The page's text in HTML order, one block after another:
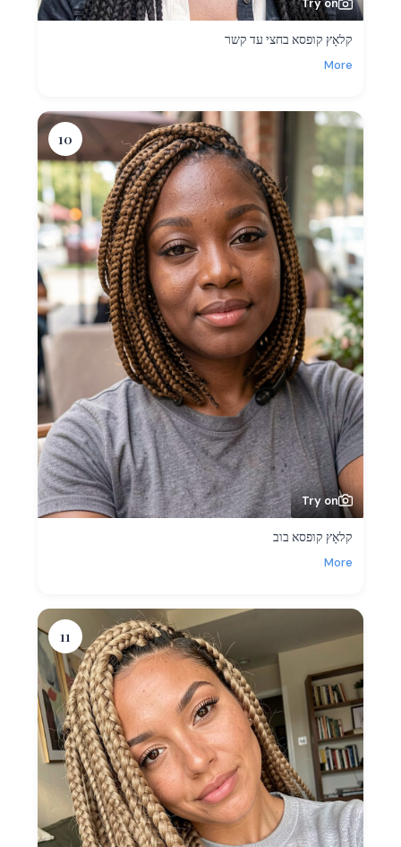
Try on
קלאָץ קופסא בחצי עד קשר
More
10
Try on
קלאָץ קופסא בוב
More
11